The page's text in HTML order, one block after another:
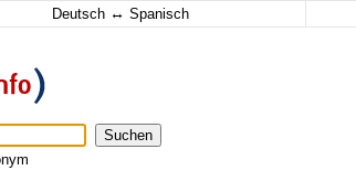
Deutsch ↔ Spanisch